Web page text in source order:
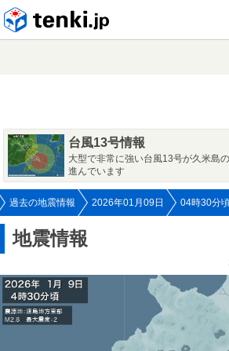
台風13号情報
大型で非常に強い台風13号が久米島
進んでいます
過去の地震情報 2026年01月09日 04時30分
地震情報